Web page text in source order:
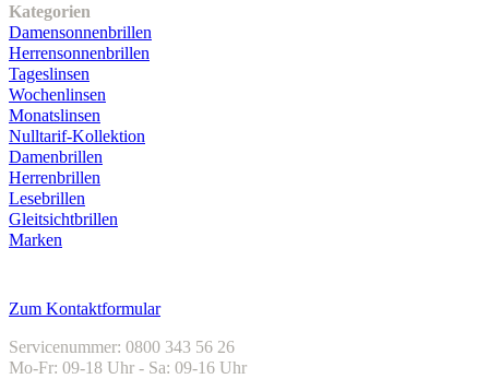
Kategorien
Damensonnenbrillen
Herrensonnenbrillen
Tageslinsen
Wochenlinsen
Monatslinsen
Nulltarif-Kollektion
Damenbrillen
Herrenbrillen
Lesebrillen
Gleitsichtbrillen
Marken
Zum Kontaktformular
Servicenummer: 0800 343 56 26
Mo-Fr: 09-18 Uhr - Sa: 09-16 Uhr